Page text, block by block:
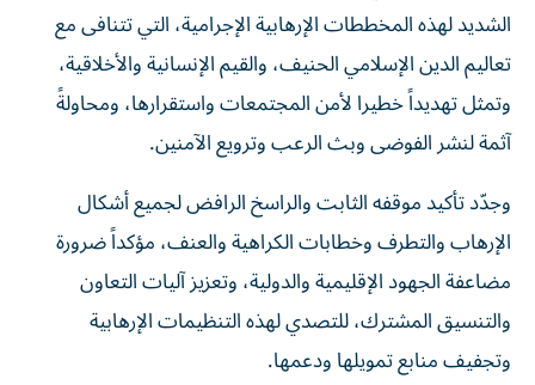
الشديد لهذه المخططات الإرهابية الإجرامية، التي تتنافى مع
تعاليم الدين الإسلامي الحنيف، والقيم الإنسانية والأخلاقية،
وتمثل تهديداً خطيرا لأمن المجتمعات واستقرارها، ومحاولةً
آثمة لنشر الفوضى وبث الرعب وترويع الآمنين.
وجدّد تأكيد موقفه الثابت والراسخ الرافض لجميع أشكال
الإرهاب والتطرف وخطابات الكراهية والعنف، مؤكداً ضرورة
مضاعفة الجهود الإقليمية والدولية، وتعزيز آليات التعاون
والتنسيق المشترك، للتصدي لهذه التنظيمات الإرهابية
وتجفيف منابع تمويلها ودعمها.